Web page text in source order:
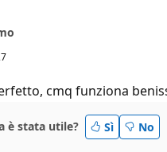
cmq funziona
è stata utile? Sì No